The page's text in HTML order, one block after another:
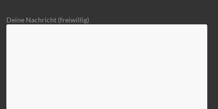
Deine Nachricht (freiwillig)